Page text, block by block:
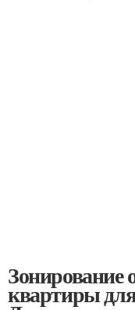
Зонирование
квартиры